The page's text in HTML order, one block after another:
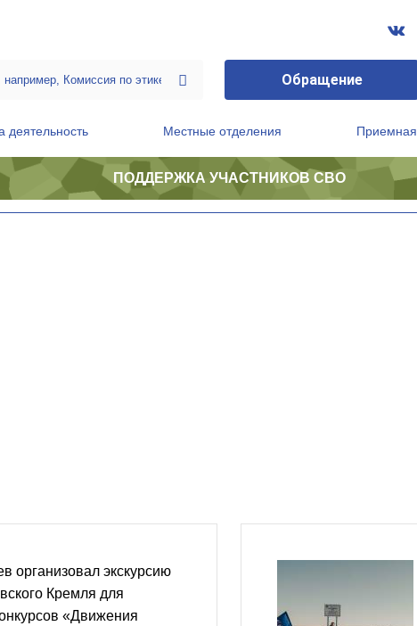
Обращение
деятельность Местные отделения Приемная
ПОДДЕРЖКА УЧАСТНИКОВ СВО
организовал экскурсию
Кремля для
«Движения